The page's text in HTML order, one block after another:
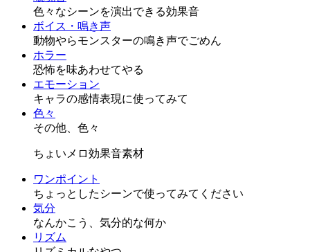
色々なシーンを演出できる効果音
ボイス・鳴き声
動物やらモンスターの鳴き声でごめん
ホラー
恐怖を味あわせてやる
エモーション
キャラの感情表現に使ってみて
色々
その他、色々
ちょいメロ効果音素材
ワンポイント
ちょっとしたシーンで使ってみてください
気分
なんかこう、気分的な何か
リズム